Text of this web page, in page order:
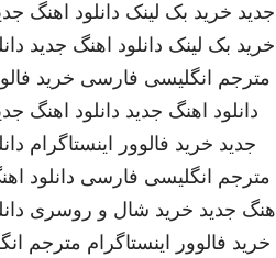
جدید خرید بک لینک دانلود اهنگ
خرید بک لینک دانلود اهنگ جدید
مترجم انگلیسی فارسی خرید
دانلود اهنگ جدید دانلود اهنگ
جدید خرید فالوور اینستاگرام
مترجم انگلیسی فارسی دانلود
اهنگ جدید خرید شال و روسری
خرید فالوور اینستاگرام مترجم